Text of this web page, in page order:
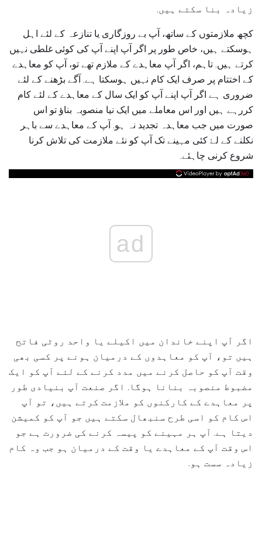
زیادہ بنا سکتے ہیں.
کچھ ملازمتوں کے ساتھ، آپ بے روزگاری یا تنازعہ کے لئے اہل
ہوسکتے ہیں، خاص طور پر اگر آپ اپنے آپ کی کوئی غلطی نہیں
کرتے ہیں. تاہم، اگر آپ معاہدے کے ملازم تھے تو، آپ کو معاہدے
کے اختتام پر صرف ایک کام نہیں ہوسکتا ہے. آگے بڑھنے کے لئے
ضروری ہے اگر آپ اپنے آپ کو ایک سال کے معاہدے کے لئے کام
کررہے ہیں اور اس معاملے میں ایک نیا منصوبہ بناؤ تو اس
صورت میں جب معاہدہ تجدید نہ ہو. آپ کے معاہدے سے باہر
نکلنے کے لۓ کئی مہینے تک آپ کو نئے ملازمت کی تلاش کرنا
شروع کرنی چاہئے.
ad
اگر آپ اپنے خاندان میں اکیلے یا واحد روٹی فاتح
ہیں تو، آپ کو معاہدوں کے درمیان ہونے پر کسی بھی
وقت آپ کو حاصل کرنے میں مدد کرنے کے لئے آپ کو ایک
مضبوط منصوبہ بنانا ہوگا. اگر صنعت آپ بنیادی طور
پر معاہدے کے کارکنوں کو ملازمت کرتے ہیں، تو آپ
اس کام کو اسی طرح سنبھال سکتے ہیں جو آپ کو کمیشن
دیتا ہے. آپ ہر مہینے کو پیسہ کرنے کی ضرورت ہے جو
اس وقت آپ کے معاہدے یا وقت کے درمیان ہو جب وہ کام
زیادہ سست ہو.